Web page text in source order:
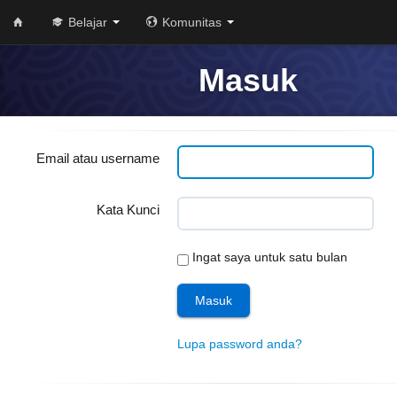
Belajar Komunitas
Masuk
Email atau username
Kata Kunci
Ingat saya untuk satu bulan
Lupa password anda?